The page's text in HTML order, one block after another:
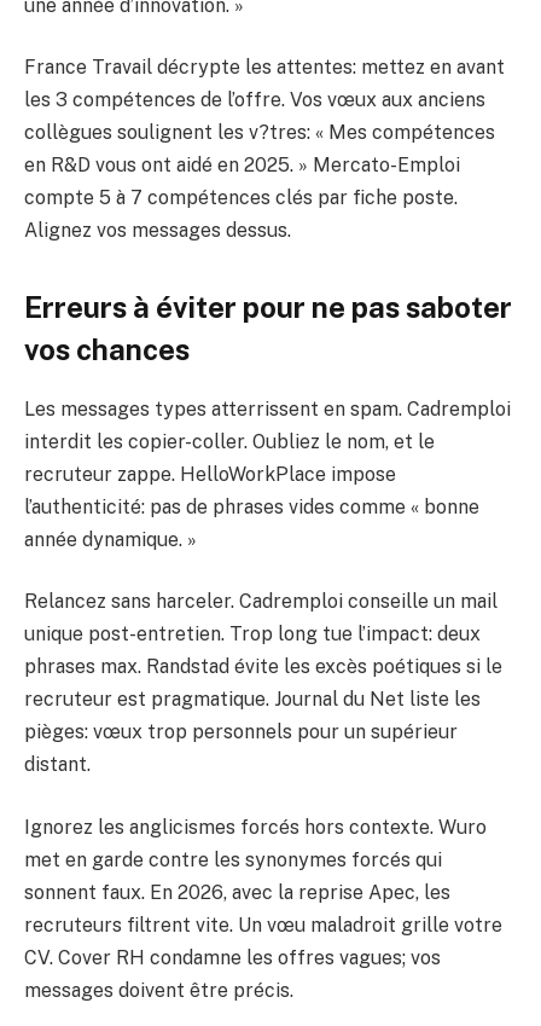
une année d’innovation. »
France Travail décrypte les attentes: mettez en avant
les 3 compétences de l’offre. Vos vœux aux anciens
collègues soulignent les v?tres: « Mes compétences
en R&D vous ont aidé en 2025. » Mercato-Emploi
compte 5 à 7 compétences clés par fiche poste.
Alignez vos messages dessus.
Erreurs à éviter pour ne pas saboter
vos chances
Les messages types atterrissent en spam. Cadremploi
interdit les copier-coller. Oubliez le nom, et le
recruteur zappe. HelloWorkPlace impose
l’authenticité: pas de phrases vides comme « bonne
année dynamique. »
Relancez sans harceler. Cadremploi conseille un mail
unique post-entretien. Trop long tue l’impact: deux
phrases max. Randstad évite les excès poétiques si le
recruteur est pragmatique. Journal du Net liste les
pièges: vœux trop personnels pour un supérieur
distant.
Ignorez les anglicismes forcés hors contexte. Wuro
met en garde contre les synonymes forcés qui
sonnent faux. En 2026, avec la reprise Apec, les
recruteurs filtrent vite. Un vœu maladroit grille votre
CV. Cover RH condamne les offres vagues; vos
messages doivent être précis.